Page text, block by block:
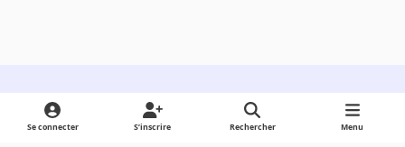
Light ModeDark ModeSystem Preference
Se connecter S’inscrire Rechercher Menu